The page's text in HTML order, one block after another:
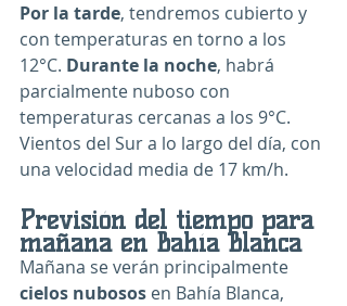
Por la tarde, tendremos cubierto y
con temperaturas en torno a los
12°C. Durante la noche, habrá
parcialmente nuboso con
temperaturas cercanas a los 9°C.
Vientos del Sur a lo largo del día, con
una velocidad media de 17 km/h.
Previsión del tiempo para
mañana en Bahía Blanca
Mañana se verán principalmente
cielos nubosos en Bahía Blanca,